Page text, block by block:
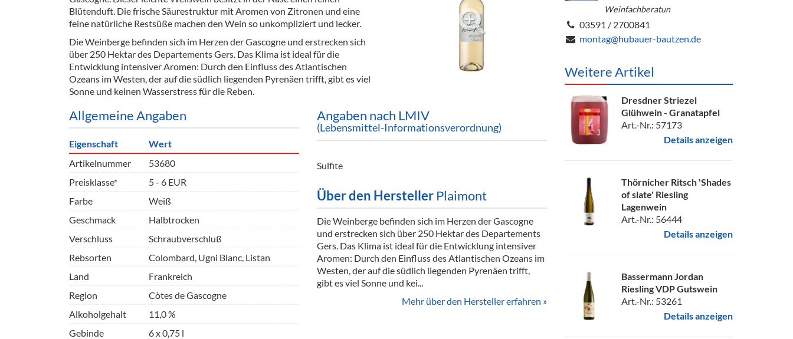
Barzubehör
Gläser
Kühlanhänger
Theken + Zubehör
Verpackung
Hygieneartikel & Desinfektion
Blütenduft. Die frische Säurestruktur mit Aromen von Zitronen und eine
feine natürliche Restsüße machen den Wein so unkompliziert und lecker.
Die Weinberge befinden sich im Herzen der Gascogne und erstrecken sich
über 250 Hektar des Departements Gers. Das Klima ist ideal für die
Entwicklung intensiver Aromen: Durch den Einfluss des Atlantischen
Ozeans im Westen, der auf die südlich liegenden Pyrenäen trifft, gibt es viel
Sonne und keinen Wasserstress für die Reben.
Allgemeine Angaben
Eigenschaft
Wert
Artikelnummer
53680
Preisklasse*
5 - 6 EUR
Farbe
Weiß
Geschmack
Halbtrocken
Verschluss
Schraubverschluß
Rebsorten
Colombard, Ugni Blanc, Listan
Land
Frankreich
Region
Còtes de Gascogne
Alkoholgehalt
11,0 %
Gebinde
6 x 0,75 l
Angaben nach LMIV
(Lebensmittel-Informationsverordnung)
Sulfite
Über den Hersteller Plaimont
Die Weinberge befinden sich im Herzen der Gascogne
und erstrecken sich über 250 Hektar des Departements
Gers. Das Klima ist ideal für die Entwicklung intensiver
Aromen: Durch den Einfluss des Atlantischen Ozeans im
Westen, der auf die südlich liegenden Pyrenäen trifft,
gibt es viel Sonne und kei...
Mehr über den Hersteller erfahren »
Weinfachberatun
03591 / 2700841
montag@hubauer-bautzen.de
Weitere Artikel
Dresdner Striezel
Glühwein - Granatapfel
Art.-Nr.: 57173
Details anzeigen
Thörnicher Ritsch 'Shades
of slate' Riesling
Lagenwein
Art.-Nr.: 56444
Details anzeigen
Bassermann Jordan
Riesling VDP Gutswein
Art.-Nr.: 53261
Details anzeigen